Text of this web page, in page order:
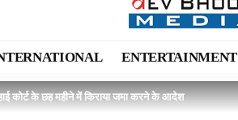
ENTERTAINMENT
हाई कोर्ट के छह महीने में किराया जमा करने के आदेश